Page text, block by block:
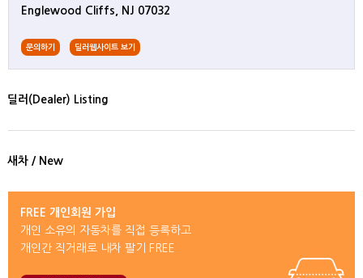
Englewood Cliffs, NJ 07032
문의하기 딜러웹사이트 보기
딜러(Dealer) Listing
새차 / New
FREE 개인회원 가입
개인 소유의 자동차를 직접 등록하고
개인간 직거래로 내차 팔기 FREE